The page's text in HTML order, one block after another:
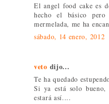
El angel food cake es
hecho el básico
mermelada, me ha
sábado, 14 enero, 2012
veto dijo...
Te ha quedado
Si ya está solo
estará así....